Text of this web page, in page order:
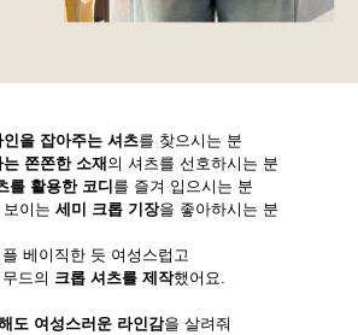
을 잡아주는 셔츠를 찾으시는 분
쫀쫀한 소재 의 셔츠를 선호하시는 분
를 활용한 코디 를 즐겨 입으시는 분
이는 세미 크롭 기장을 좋아하시는 분
플 베이직한 듯 여성스럽고
드의 크롭 셔츠를 제작했어요.
도 여성스러운 라인감을 살려줘